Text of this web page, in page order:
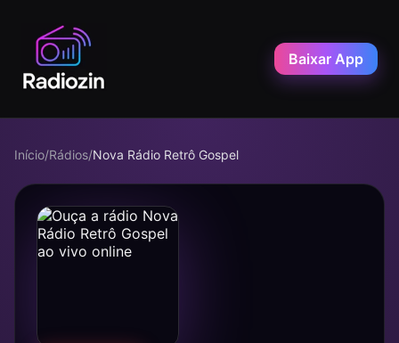
Baixar App
Início/Rádios/Nova Rádio Retrô Gospel